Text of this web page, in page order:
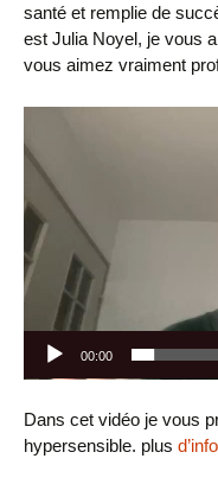
santé et remplie de
est Julia Noyel, je vous
vous aimez vraiment
vidéo
00:00
Dans cet vidéo je vous
hypersensible. plus